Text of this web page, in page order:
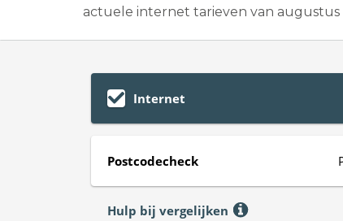
actuele internet tarieven van augustus
Internet
Postcodecheck
Hulp bij vergelijken